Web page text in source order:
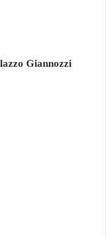
Giannozzi